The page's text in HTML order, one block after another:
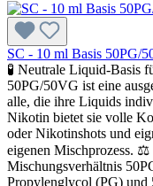
SC - 10 ml Basis 50PG/
🧪 Neutrale Liquid-Basis
50PG/50VG ist eine
alle, die ihre Liquids
Nikotin bietet sie volle
oder Nikotinshots und
eigenen Mischprozess. ⚖️
Mischungsverhältnis
Propylenglycol (PG)